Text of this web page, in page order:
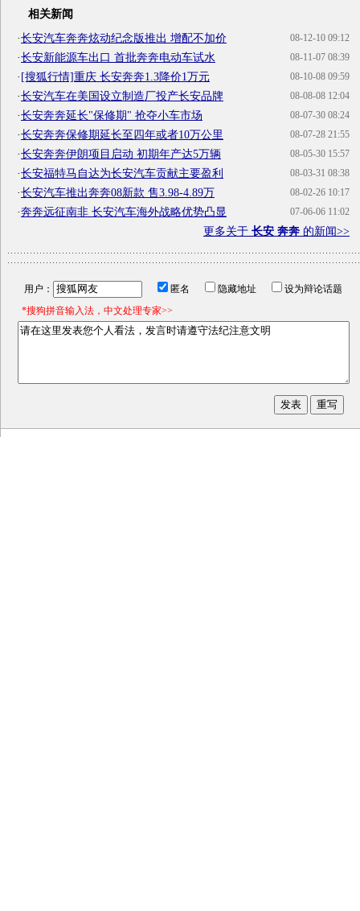
相关新闻
08-12-10 09:12
·长安汽车奔奔炫动纪念版推出 增配不加价
08-11-07 08:39
·长安新能源车出口 首批奔奔电动车试水
08-10-08 09:59
·[搜狐行情]重庆 长安奔奔1.3降价1万元
08-08-08 12:04
·长安汽车在美国设立制造厂投产长安品牌
08-07-30 08:24
·长安奔奔延长"保修期" 抢夺小车市场
08-07-28 21:55
·长安奔奔保修期延长至四年或者10万公里
08-05-30 15:57
·长安奔奔伊朗项目启动 初期年产达5万辆
08-03-31 08:38
·长安福特马自达为长安汽车贡献主要盈利
08-02-26 10:17
·长安汽车推出奔奔08新款 售3.98-4.89万
07-06-06 11:02
·奔奔远征南非 长安汽车海外战略优势凸显
更多关于 长安 奔奔 的新闻>>
用户： 匿名 隐藏地址
设为辩论话题
*搜狗拼音输入法，中文处理专家>>